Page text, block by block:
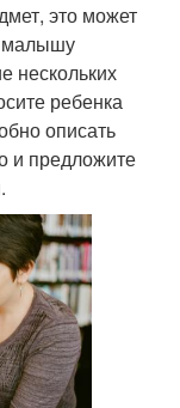
это может
малышу
нескольких
ребенка
описать
и предложите